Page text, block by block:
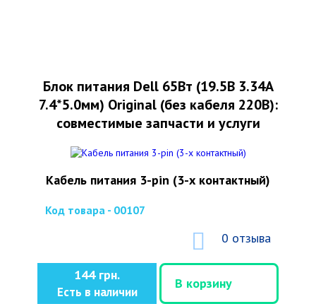
Блок питания Dell 65Вт (19.5В 3.34А
7.4*5.0мм) Original (без кабеля 220В):
совместимые запчасти и услуги
Кабель питания 3-pin (3-х контактный)
Код товара - 00107
0 отзыва
144 грн.
Есть в наличии
В корзину